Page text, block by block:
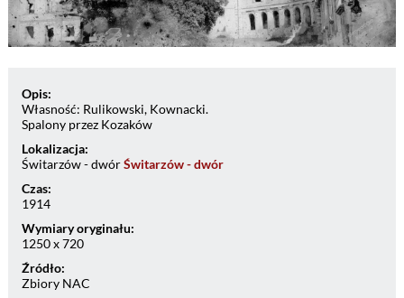
Opis:
Własność: Rulikowski, Kownacki.
Spalony przez Kozaków
Lokalizacja:
Świtarzów - dwórŚwitarzów - dwór
Czas:
1914
Wymiary oryginału:
1250 x 720
Źródło:
Zbiory NAC